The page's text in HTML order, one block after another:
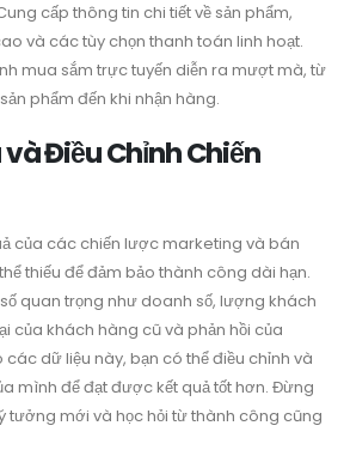
cấp thông tin chi tiết về sản phẩm,
và các tùy chọn thanh toán linh hoạt.
mua sắm trực tuyến diễn ra mượt mà, từ
phẩm đến khi nhận hàng.
Điều Chỉnh Chiến
của các chiến lược marketing và bán
thiếu để đảm bảo thành công dài hạn.
quan trọng như doanh số, lượng khách
của khách hàng cũ và phản hồi của
dữ liệu này, bạn có thể điều chỉnh và
mình để đạt được kết quả tốt hơn. Đừng
tưởng mới và học hỏi từ thành công cũng